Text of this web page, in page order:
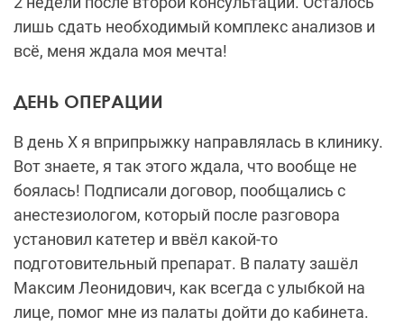
лишь сдать необходимый комплекс анализов и
всё, меня ждала моя мечта!
ДЕНЬ ОПЕРАЦИИ
В день Х я вприпрыжку направлялась в клинику.
Вот знаете, я так этого ждала, что вообще не
боялась! Подписали договор, пообщались с
анестезиологом, который после разговора
установил катетер и ввёл какой-то
подготовительный препарат. В палату зашёл
Максим Леонидович, как всегда с улыбкой на
лице, помог мне из палаты дойти до кабинета.